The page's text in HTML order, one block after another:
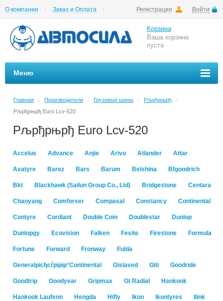
Регистрация Войти
О компании
Заказ и Оплата
Корзина
Ваша корзина
пуста
Меню
Главная / Производители / Грузовые шины / Рљрђрњрђ
/
Рљрђрњрђ Euro Lcv-520
Рљрђрњрђ Euro Lcv-520
Accelus Advance Anjie Arivo Atlander Attar
Avatyre Barez Bars Barum Belshina Bfgoodrich
Bkt Blackhawk (Sailun Group Co., Ltd) Bridgestone Centara
Chaoyang Comforser Compasal Constancy Continental
Contyre Cordiant Double Coin Doublestar Dunlop
Dunlopgy Ecovision Falken Fesite Firestone Formula
Fortune Forward Fronway Fulda
Generalрісђсѓрїрїр°Continental Gislaved Giti Goodride
Goodtrip Goodyear Gripmax Gt Radial Hankook
Hankook Laufenn Hengda Hifly Ikon Ikontyres Ilink